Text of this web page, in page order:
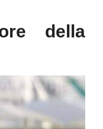
della